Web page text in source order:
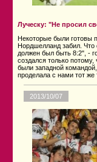
Луческу: "Не просил
Некоторые были готовы
Нордшелланд забил.
должен был быть 8:2", -
создался только
были западной
проделала с нами тот же
2013/10/07